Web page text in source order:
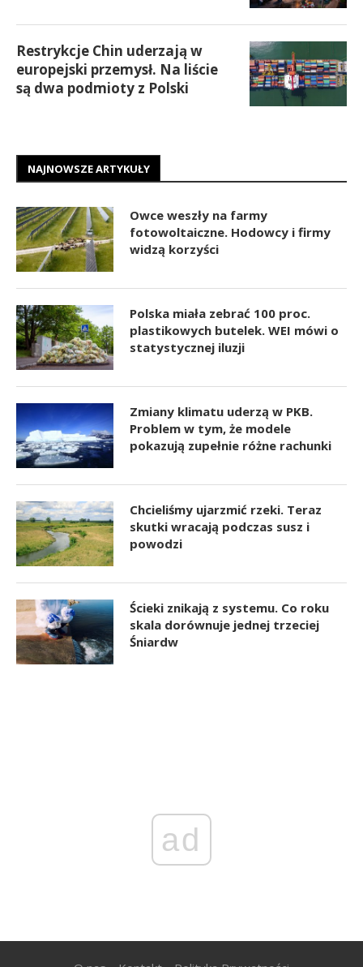
Restrykcje Chin uderzają w
europejski przemysł. Na liście
są dwa podmioty z Polski
NAJNOWSZE ARTYKUŁY
Owce weszły na farmy
fotowoltaiczne. Hodowcy i firmy
widzą korzyści
Polska miała zebrać 100 proc.
plastikowych butelek. WEI mówi o
statystycznej iluzji
Zmiany klimatu uderzą w PKB.
Problem w tym, że modele
pokazują zupełnie różne rachunki
Chcieliśmy ujarzmić rzeki. Teraz
skutki wracają podczas susz i
powodzi
Ścieki znikają z systemu. Co roku
skala dorównuje jednej trzeciej
Śniardw
ad